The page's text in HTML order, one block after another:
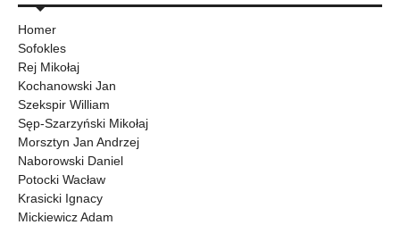
Homer
Sofokles
Rej Mikołaj
Kochanowski Jan
Szekspir William
Sęp-Szarzyński Mikołaj
Morsztyn Jan Andrzej
Naborowski Daniel
Potocki Wacław
Krasicki Ignacy
Mickiewicz Adam